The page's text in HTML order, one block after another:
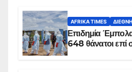
AFRIKA TIMES ΔΙΕΘΝΉ
Επιδημία
648 θάνατοι επί